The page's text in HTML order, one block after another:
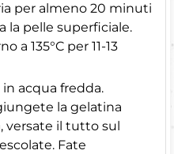
per almeno 20 minuti
la pelle superficiale.
a 135°C per 11-13
acqua fredda.
la gelatina
versate il tutto sul
Fate